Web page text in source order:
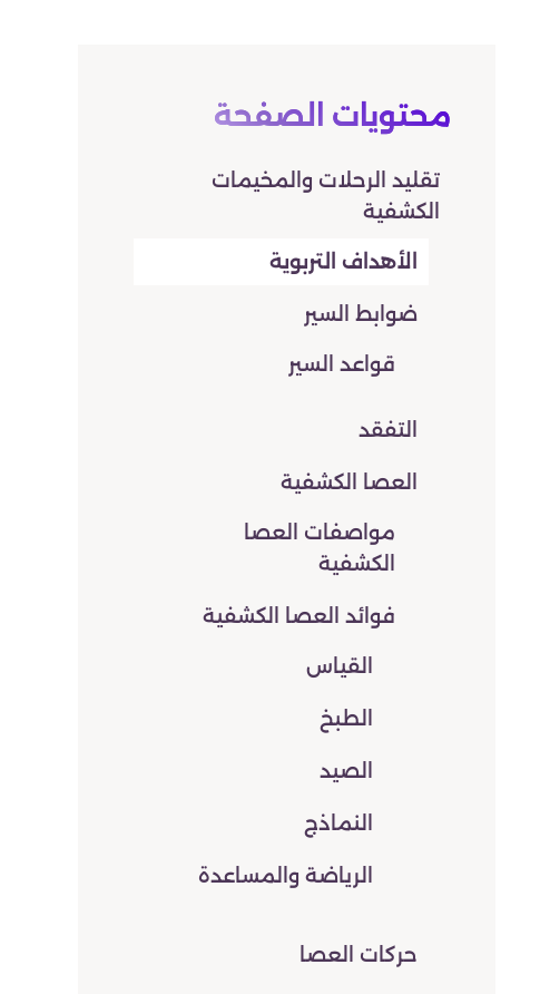
محتويات الصفحة
تقليد الرحلات والمخيمات
الكشفية
الأهداف التربوية
ضوابط السير
قواعد السير
التفقد
العصا الكشفية
مواصفات العصا
الكشفية
فوائد العصا الكشفية
القياس
الطبخ
الصيد
النماذج
الرياضة والمساعدة
حركات العصا